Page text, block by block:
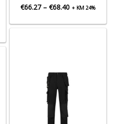
€66.27 – €68.40Hinnavahemik:
+ KM 24%